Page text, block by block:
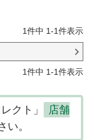
1件中 1-1件表示
1件中 1-1件表示
クト」
店舗
い。